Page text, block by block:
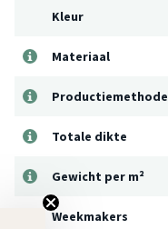
Kleur
Materiaal
Productiemethode
Totale dikte
Gewicht per m²
Weekmakers